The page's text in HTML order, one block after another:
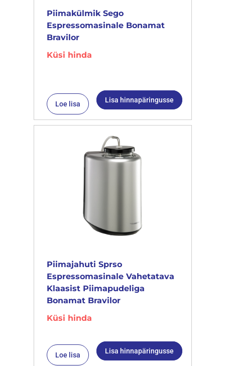
Piimakülmik Sego
Espressomasinale Bonamat
Bravilor
Küsi hinda
Loe lisa Lisa hinnapäringusse
Piimajahuti Sprso
Espressomasinale Vahetatava
Klaasist Piimapudeliga
Bonamat Bravilor
Küsi hinda
Loe lisa Lisa hinnapäringusse